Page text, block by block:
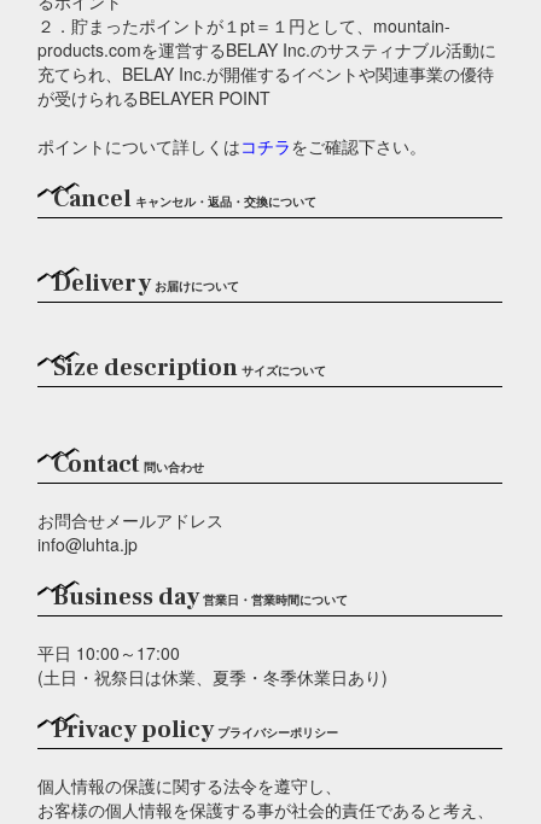
２．貯まったポイントが１pt＝１円として、mountain-
products.comを運営するBELAY Inc.のサスティナブル活動に
充てられ、BELAY Inc.が開催するイベントや関連事業の優待
が受けられるBELAYER POINT
ポイントについて詳しくはコチラをご確認下さい。
Cancel キャンセル・返品・交換について
Deliveryお届けについて
Size description サイズについて
Contact 問い合わせ
お問合せメールアドレス
info@luhta.jp
Business day営業日・営業時間について
平日 10:00～17:00
(土日・祝祭日は休業、夏季・冬季休業日あり)
Privacy policy プライバシーポリシー
個人情報の保護に関する法令を遵守し、
お客様の個人情報を保護する事が社会的責任であると考え、